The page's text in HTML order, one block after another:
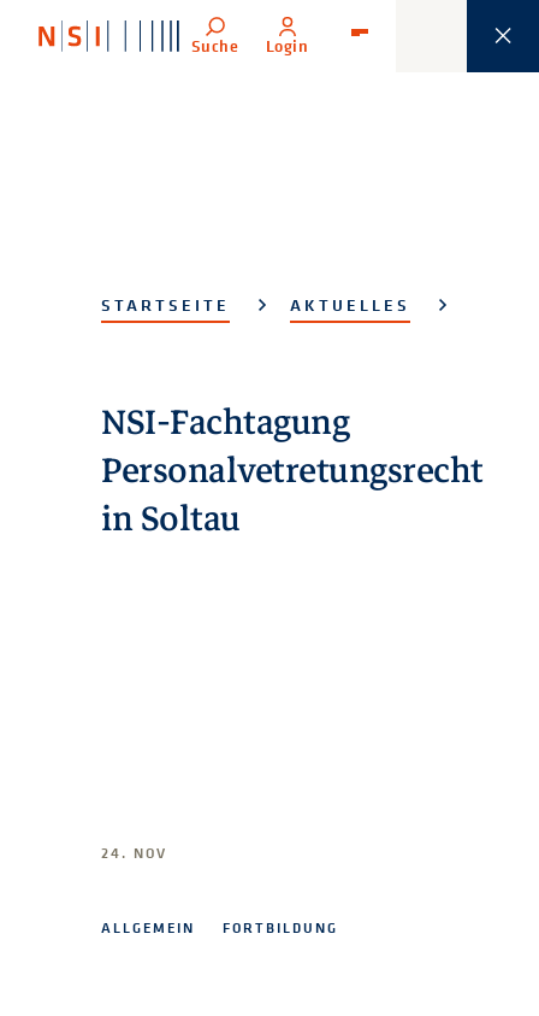
Suche Login
STARTSEITE AKTUELLES
NSI-Fachtagung
Personalvetretungsrecht
in Soltau
24. NOV
ALLGEMEIN FORTBILDUNG